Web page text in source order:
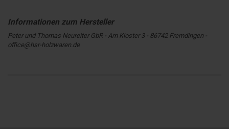
Peter und Thomas Neureiter GbR - Am Kloster 3 - 86742 Fremdingen -
office@hsr-holzwaren.de